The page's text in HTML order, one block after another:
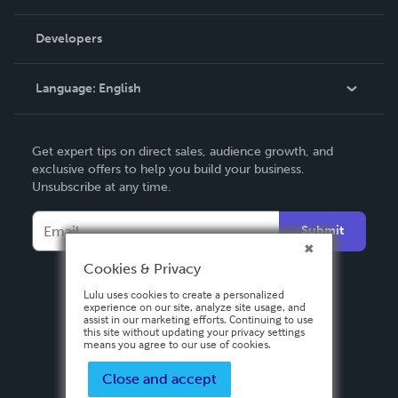
Podcast
Order Lookup
Knowledge Base
Contact Support
Developers
Language: English
Deutsch
Français
Español
Get expert tips on direct sales, audience growth, and
exclusive offers to help you build your business.
Unsubscribe at any time.
Submit
Cookies & Privacy
Lulu uses cookies to create a personalized
experience on our site, analyze site usage, and
assist in our marketing efforts. Continuing to use
this site without updating your privacy settings
means you agree to our use of cookies.
Close and accept